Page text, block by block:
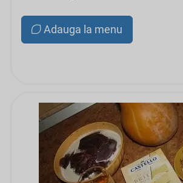
Adauga la menu